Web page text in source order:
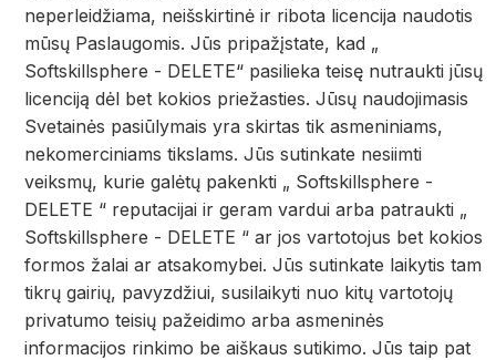
neperleidžiama, neišskirtinė ir ribota licencija naudotis
mūsų Paslaugomis. Jūs pripažįstate, kad „
Softskillsphere - DELETE“ pasilieka teisę nutraukti jūsų
licenciją dėl bet kokios priežasties. Jūsų naudojimasis
Svetainės pasiūlymais yra skirtas tik asmeniniams,
nekomerciniams tikslams. Jūs sutinkate nesiimti
veiksmų, kurie galėtų pakenkti „ Softskillsphere -
DELETE “ reputacijai ir geram vardui arba patraukti „
Softskillsphere - DELETE “ ar jos vartotojus bet kokios
formos žalai ar atsakomybei. Jūs sutinkate laikytis tam
tikrų gairių, pavyzdžiui, susilaikyti nuo kitų vartotojų
privatumo teisių pažeidimo arba asmeninės
informacijos rinkimo be aiškaus sutikimo. Jūs taip pat